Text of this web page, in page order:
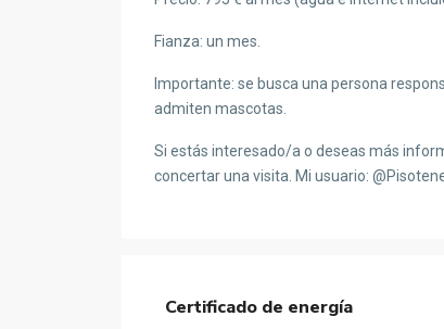
Fianza: un mes.
Importante: se busca una persona
admiten mascotas.
Si estás interesado/a o deseas más
concertar una visita. Mi usuario:
Certificado de energía